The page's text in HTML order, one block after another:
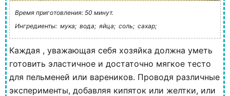
Время приготовления: 50 минут.
Ингредиенты: мука; вода; яйца; соль; сахар;
Каждая , уважающая себя хозяйка должна уметь
готовить эластичное и достаточно мягкое тесто
для пельменей или вареников. Проводя различные
эксперименты, добавляя кипяток или желтки, или